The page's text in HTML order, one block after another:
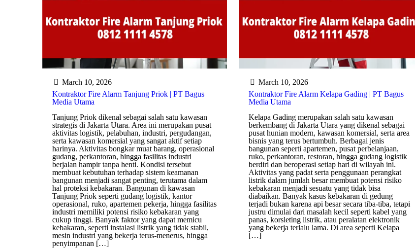
March 10, 2026
Kontraktor Fire Alarm Tanjung Priok | PT Bagus
Media Utama
Tanjung Priok dikenal sebagai salah satu kawasan
strategis di Jakarta Utara. Area ini merupakan pusat
aktivitas logistik, pelabuhan, industri, pergudangan,
serta kawasan komersial yang sangat aktif setiap
harinya. Aktivitas bongkar muat barang, operasional
gudang, perkantoran, hingga fasilitas industri
berjalan hampir tanpa henti. Kondisi tersebut
membuat kebutuhan terhadap sistem keamanan
bangunan menjadi sangat penting, terutama dalam
hal proteksi kebakaran. Bangunan di kawasan
Tanjung Priok seperti gudang logistik, kantor
operasional, ruko, apartemen pekerja, hingga fasilitas
industri memiliki potensi risiko kebakaran yang
cukup tinggi. Banyak faktor yang dapat memicu
kebakaran, seperti instalasi listrik yang tidak stabil,
mesin industri yang bekerja terus-menerus, hingga
penyimpanan […]
March 10, 2026
Kontraktor Fire Alarm Kelapa Gading | PT Bagus
Media Utama
Kelapa Gading merupakan salah satu kawasan
berkembang di Jakarta Utara yang dikenal sebagai
pusat hunian modern, kawasan komersial, serta area
bisnis yang terus bertumbuh. Berbagai jenis
bangunan seperti apartemen, pusat perbelanjaan,
ruko, perkantoran, restoran, hingga gudang logistik
berdiri dan beroperasi setiap hari di wilayah ini.
Aktivitas yang padat serta penggunaan perangkat
listrik dalam jumlah besar membuat potensi risiko
kebakaran menjadi sesuatu yang tidak bisa
diabaikan. Banyak kasus kebakaran di gedung
terjadi bukan karena api besar secara tiba-tiba, tetapi
justru dimulai dari masalah kecil seperti kabel yang
panas, korsleting listrik, atau peralatan elektronik
yang bekerja terlalu lama. Di area seperti Kelapa
[…]